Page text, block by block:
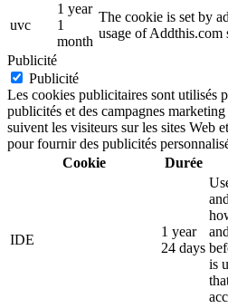
uvc
1 year
1
month
The cookie is set by
usage of Addthis.com
Publicité
Publicité
Les cookies publicitaires sont utilisés
publicités et des campagnes
suivent les visiteurs sur les sites Web
pour fournir des publicités
Cookie
Durée
IDE
1 year
24 days
is